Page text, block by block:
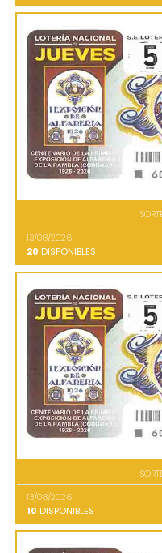
13/08/2026
20 DISPONIBLES
13/08/2026
10 DISPONIBLES